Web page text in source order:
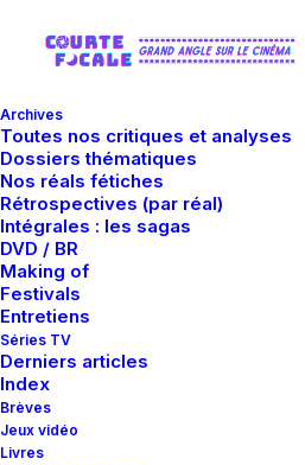
Archives
Toutes nos critiques et analyses
Dossiers thématiques
Nos réals fétiches
Rétrospectives (par réal)
Intégrales : les sagas
DVD / BR
Making of
Festivals
Entretiens
Séries TV
Derniers articles
Index
Brèves
Jeux vidéo
Livres